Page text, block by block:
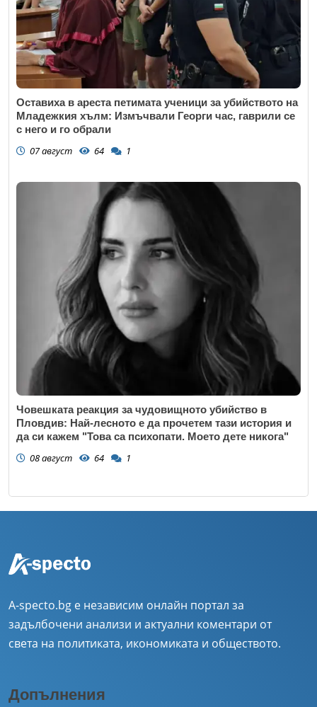
Оставиха в ареста петимата ученици за убийството на
Младежкия хълм: Измъчвали Георги час, гаврили се
с него и го обрали
07 август 64 1
Човешката реакция за чудовищното убийство в
Пловдив: Най-лесното е да прочетем тази история и
да си кажем "Това са психопати. Моето дете никога"
08 август 64 1
A-specto.bg е независим онлайн портал за
задълбочени анализи и актуални коментари от
света на политиката, икономиката и обществото.
Допълнения